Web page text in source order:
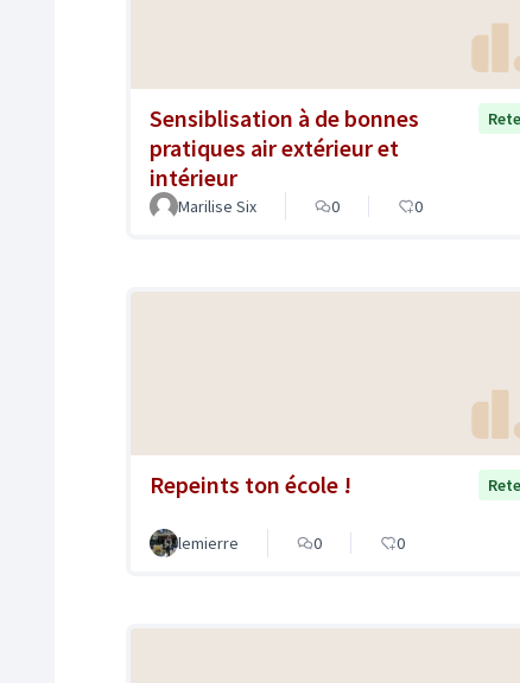
Sensiblisation à de bonnes
pratiques air extérieur et
intérieur
Marilise Six 0 0
Repeints ton école !
lemierre 0 0